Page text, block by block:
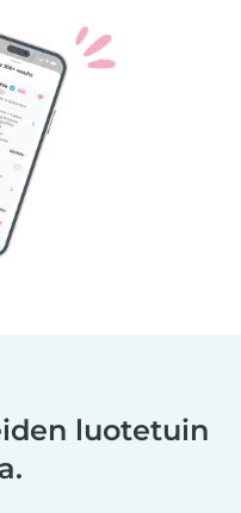
luotetuin